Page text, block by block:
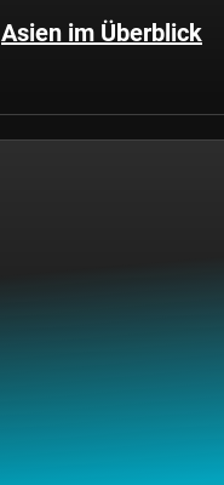
Asien im Überblick